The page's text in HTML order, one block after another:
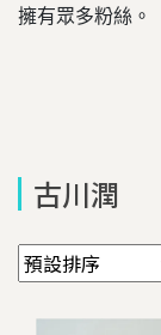
擁有眾多粉絲。
古川潤